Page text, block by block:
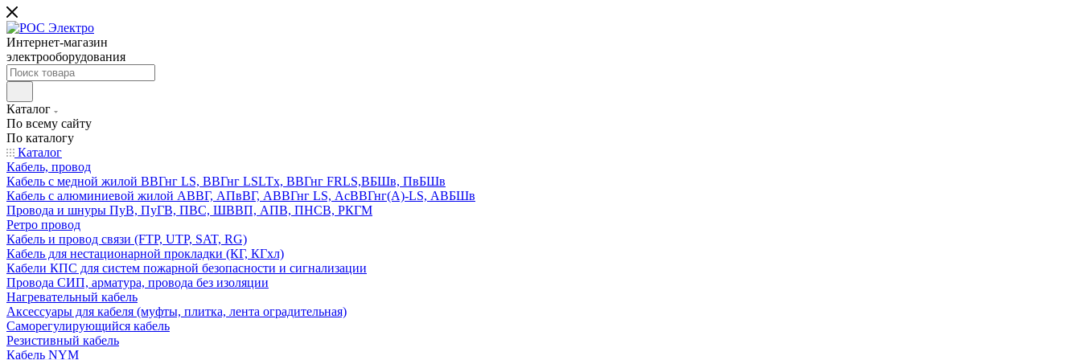
Интернет-магазин
электрооборудования
Каталог
По всему сайту
По каталогу
Каталог
Кабель, провод
Кабель с медной жилой ВВГнг LS, ВВГнг LSLTx, ВВГнг FRLS,ВБШв, ПвБШв
Кабель с алюминиевой жилой АВВГ, АПвВГ, АВВГнг LS, АсВВГнг(А)-LS, АВБШв
Провода и шнуры ПуВ, ПуГВ, ПВС, ШВВП, АПВ, ПНСВ, РКГМ
Ретро провод
Кабель и провод связи (FTP, UTP, SAT, RG)
Кабель для нестационарной прокладки (КГ, КГхл)
Кабели КПС для систем пожарной безопасности и сигнализации
Провода СИП, арматура, провода без изоляции
Нагревательный кабель
Аксессуары для кабеля (муфты, плитка, лента оградительная)
Саморегулирующийся кабель
Резистивный кабель
Кабель NYM